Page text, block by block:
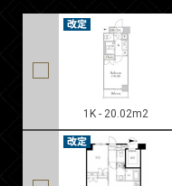
1K - 20.02m2